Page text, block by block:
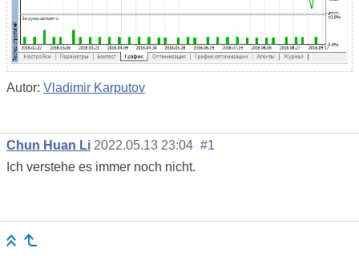
Autor: Vladimir Karputov
Chun Huan Li 2022.05.13 23:04 #1
Ich verstehe es immer noch nicht.